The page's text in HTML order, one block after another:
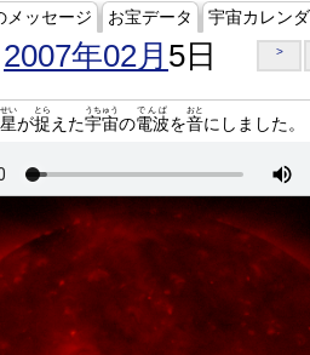
メッセージ お宝データ 宇宙カレン
2007年02月 5日 >
い
が捉
とら
えた宇宙
うちゅう
の電波
でんぱ
を音
おと
にしました。